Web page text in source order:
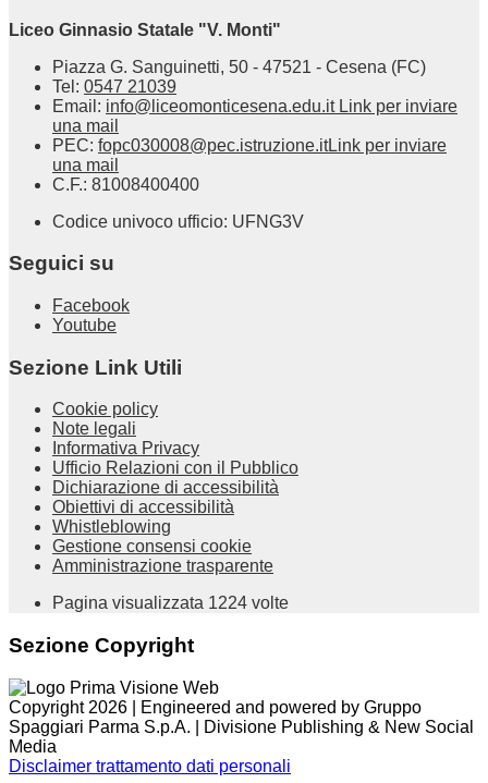
Liceo Ginnasio Statale "V. Monti"
Piazza G. Sanguinetti, 50 - 47521 - Cesena (FC)
Tel: 0547 21039
Email: info@liceomonticesena.edu.it Link per inviare
una mail
PEC: fopc030008@pec.istruzione.itLink per inviare
una mail
C.F.: 81008400400
Codice univoco ufficio: UFNG3V
Seguici su
Facebook
Youtube
Sezione Link Utili
Cookie policy
Note legali
Informativa Privacy
Ufficio Relazioni con il Pubblico
Dichiarazione di accessibilità
Obiettivi di accessibilità
Whistleblowing
Gestione consensi cookie
Amministrazione trasparente
Pagina visualizzata 1224 volte
Sezione Copyright
Copyright 2026 | Engineered and powered by Gruppo
Spaggiari Parma S.p.A. | Divisione Publishing & New Social
Media
Disclaimer trattamento dati personali